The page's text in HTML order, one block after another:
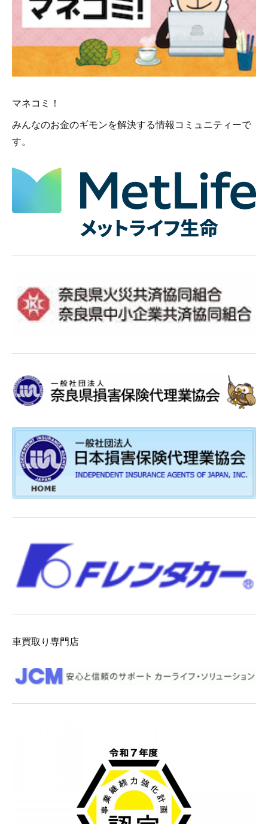
マネコミ！
みんなのお金のギモンを解決する情報コミュニティーで
す。
車買取り専門店